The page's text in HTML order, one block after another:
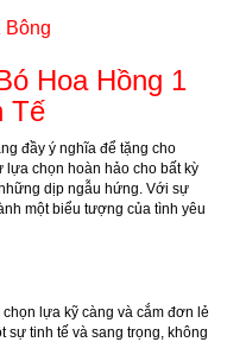
Bông
Hoa Hồng 1
Tế
đầy ý nghĩa để tặng cho
chọn hoàn hảo cho bất kỳ
dịp ngẫu hứng. Với sự
một biểu tượng của tình yêu
lựa kỹ càng và cắm đơn lẻ
sự tinh tế và sang trọng, không